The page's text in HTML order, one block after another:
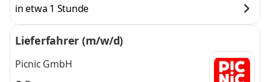
in etwa 1 Stunde
Lieferfahrer (m/w/d)
Picnic GmbH